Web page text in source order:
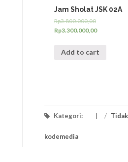
Jam Sholat JSK 02A
Rp3.800.000,00
Rp3.300.000,00
Add to cart
Kategori: /
kodemedia